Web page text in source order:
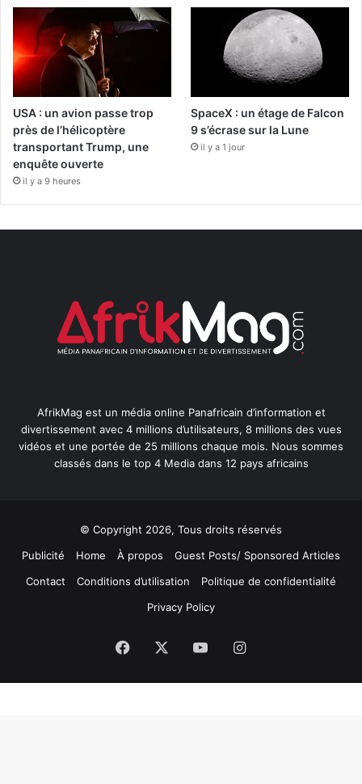
USA : un avion passe trop
près de l’hélicoptère
transportant Trump, une
enquête ouverte
il y a 9 heures
SpaceX : un étage de Falcon
9 s’écrase sur la Lune
il y a 1 jour
AfrikMag est un média online Panafricain d’information et
divertissement avec 4 millions d’utilisateurs, 8 millions des vues
vidéos et une portée de 25 millions chaque mois. Nous sommes
classés dans le top 4 Media dans 12 pays africains
© Copyright 2026, Tous droits réservés
Publicité
Home À propos
Guest Posts/ Sponsored Articles
Contact
Conditions d’utilisation
Politique de confidentialité
Privacy Policy
Facebook YouTubeInstagram